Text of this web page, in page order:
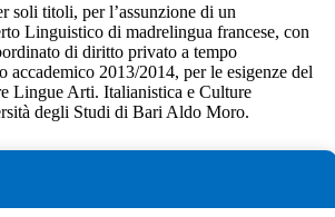
soli titoli, per l’assunzione di un
Linguistico di madrelingua francese, con
di diritto privato a tempo
accademico 2013/2014, per le esigenze del
Lingue Arti. Italianistica e Culture
degli Studi di Bari Aldo Moro.